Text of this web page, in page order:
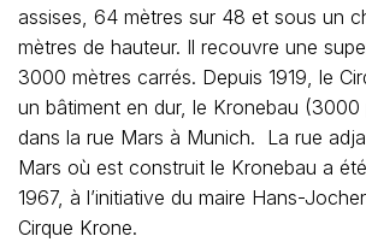
assises, 64 mètres sur 48 et sous un
mètres de hauteur. Il recouvre une
3000 mètres carrés. Depuis 1919, le
un bâtiment en dur, le Kronebau (3000
dans la rue Mars à Munich. La rue
Mars où est construit le Kronebau a
1967, à l’initiative du maire Hans-
Cirque Krone.